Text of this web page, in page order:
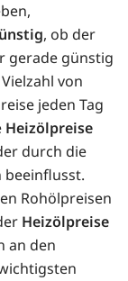
, ob der
gerade günstig
von
jeden Tag
Heizölpreise
durch die
beeinflusst.
Rohölpreisen
Heizölpreise
an den